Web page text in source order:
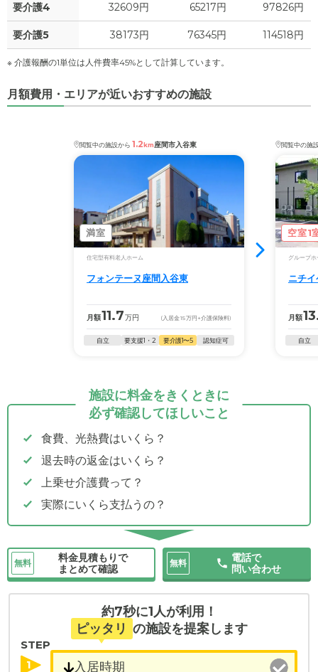
介護保険料 -
要介護4 32609円 65217円 97826円
要介護5 38173円 76345円 114518円
※ 介護報酬の1単位は人件費率45%として計算しています。
月額費用・エリアが近いおすすめの施設
閲覧中の施設から 1.2km座間市入谷東
満室
住宅型有料老人ホーム
フォンテーヌ座間入谷東
月額11.7万円 (入居金15万円 +介護保険料)
自立 要支援1・2 要介護1〜5 認知症可
閲覧中の施
空室1
グループホ
ニチ
月額
自立
施設に料金をきくときに
必ず確認してほしいこと
食費、光熱費はいくら？
退去時の返金はいくら？
上乗せ介護費って？
実際にいくら支払うの？
無料
料金見積もりで
まとめて確認
無料
電話で
問い合わせ
約7秒に1人が利用！
ピッタリ の施設を提案します
STEP
1